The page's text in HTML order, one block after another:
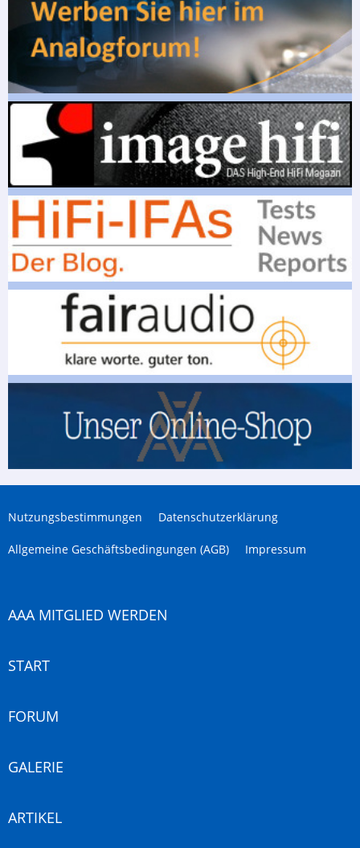
Nutzungsbestimmungen Datenschutzerklärung
Allgemeine Geschäftsbedingungen (AGB) Impressum
AAA MITGLIED WERDEN
START
FORUM
GALERIE
ARTIKEL